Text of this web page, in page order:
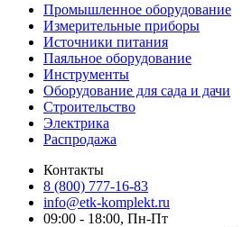
Промышленное оборудование
Измерительные приборы
Источники питания
Паяльное оборудование
Инструменты
Оборудование для сада и дачи
Строительство
Электрика
Распродажа
Контакты
8 (800) 777-16-83
info@etk-komplekt.ru
09:00 - 18:00, Пн-Пт